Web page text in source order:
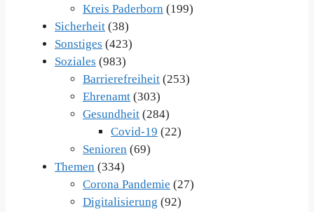
Kreis Paderborn (199)
Sicherheit (38)
Sonstiges (423)
Soziales (983)
Barrierefreiheit (253)
Ehrenamt (303)
Gesundheit (284)
Covid-19 (22)
Senioren (69)
Themen (334)
Corona Pandemie (27)
Digitalisierung (92)